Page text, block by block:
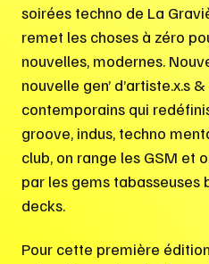
soirées techno de La
remet les choses à zéro
nouvelles, modernes.
nouvelle gen’ d’artiste.x.s
contemporains qui
groove, indus, techno
club, on range les GSM et
par les gems tabasseuses
decks.
Pour cette première